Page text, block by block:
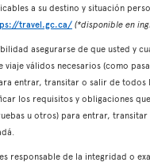
a su destino y situación
travel.gc.ca/ (*disponible en
asegurarse de que usted y
viaje válidos necesarios (como
entrar, transitar o salir de
los requisitos y obligaciones
u otros) para entrar,
responsable de la integridad o